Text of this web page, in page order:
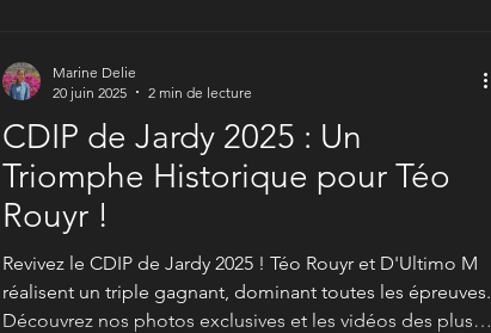
CDIP de Jardy 2025 : Un
Triomphe Historique pour Téo
Rouyr !
Revivez le CDIP de Jardy 2025 ! Téo Rouyr et D'Ultimo M
réalisent un triple gagnant, dominant toutes les épreuves.
Découvrez nos photos exclusives et les vidéos des plus
Marine Delie
20 juin 2025
2 min de lecture